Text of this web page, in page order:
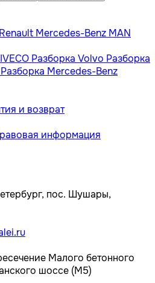
Renault Mercedes-Benz MAN
Разборка Volvo Разборка
Разборка Mercedes-Benz
и возврат
информация
пос. Шушары,
Малого бетонного
шоссе (М5)